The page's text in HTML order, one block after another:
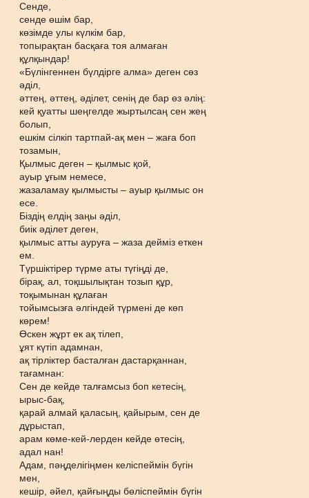
Сенде,
сенде өшім бар,
көзімде улы күлкім бар,
топырақтан басқаға тоя алмаған
құлқындар!
«Бүлінгеннен бүлдірге алма» деген сөз
әділ,
әттең, әттең, әділет, сенің де бар өз әлің:
кей қуатты шеңгелде жыртылсаң сен жең
болып,
ешкім сілкіп тартпай-ақ мен – жаға боп
тозамын,
Қылмыс деген – қылмыс қой,
ауыр ұғым немесе,
жазаламау қылмысты – ауыр қылмыс он
есе.
Біздің елдің заңы әділ,
биік әділет деген,
қылмыс атты ауруға – жаза дейміз еткен
ем.
Түршіктірер түрме аты түгіңді де,
бірақ, ал, тоқшылықтан тозып құр,
тоқымынан құлаған
тойымсызға әлгіндей түрмені де көп
көрем!
Өскен жұрт ек ақ тілеп,
ұят күтіп адамнан,
ақ тірліктер басталған дастарқаннан,
тағамнан:
Сен де кейде талғамсыз боп кетесің,
ырыс-бақ,
қарай алмай қаласың, қайырым, сен де
дұрыстап,
арам көме-кей-лерден кейде өтесің,
адал нан!
Адам, пәңделігіңмен келіспеймін бүгін
мен,
кешір, әйел, қайғыңды бөліспеймін бүгін